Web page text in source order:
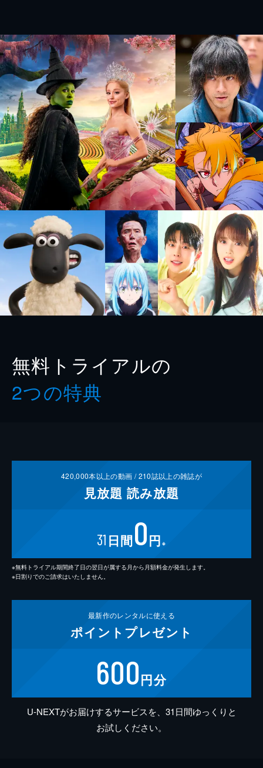
無料トライアルの
2つの特典
420,000本以上の動画 /210誌以上の雑誌が
見放題 読み放題
31 日間0円 ※
※無料トライアル期間終了日の翌日が属する月から月額料金が発生します。
※日割りでのご請求はいたしません。
最新作のレンタルに使える
ポイント プレゼント
600円分
U-NEXTがお届けするサービスを、31日間ゆっくりと
お試しください。